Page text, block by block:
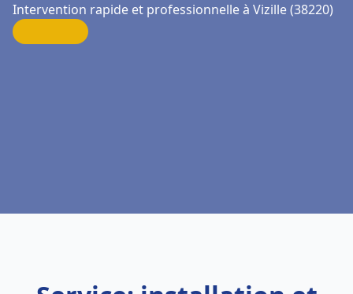
Intervention rapide et professionnelle à Vizille (38220)